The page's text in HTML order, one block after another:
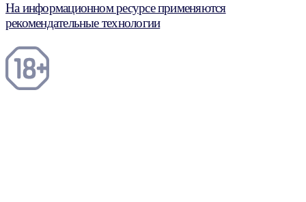
На информационном ресурсе применяются
рекомендательные технологии